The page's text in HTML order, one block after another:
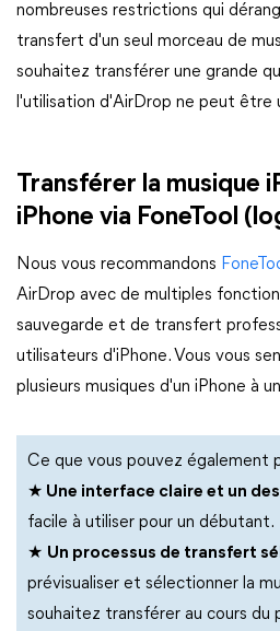
nombreuses restrictions qui
transfert d'un seul morceau de
souhaitez transférer une grande
l'utilisation d'AirDrop ne peut être
Transférer la musique
iPhone via FoneTool
Nous vous recommandons
AirDrop avec de multiples
sauvegarde et de transfert
utilisateurs d'iPhone. Vous vous
plusieurs musiques d'un iPhone à
Ce que vous pouvez également
★ Une interface claire et un
facile à utiliser pour un débutant.
★ Un processus de transfert
prévisualiser et sélectionner la
souhaitez transférer au cours du